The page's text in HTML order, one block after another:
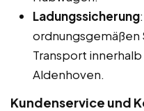
Ladungssicherung
ordnungsgemäßen
Transport innerhalb
Aldenhoven.
Kundenservice und